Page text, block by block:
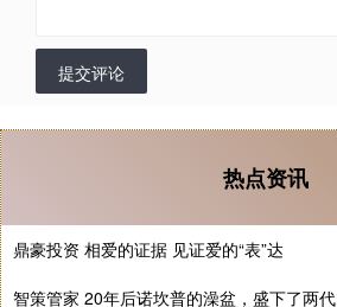
提交评论
热点资讯
鼎豪投资 相爱的证据 见证爱的“表”达
智策管家 20年后诺坎普的澡盆，盛下了两